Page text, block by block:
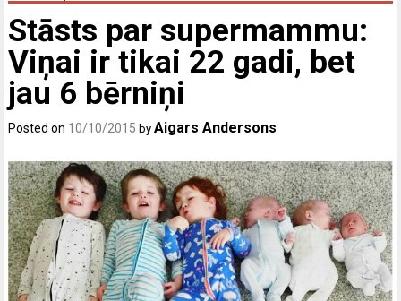
Stāsts par supermammu:
Viņai ir tikai 22 gadi, bet
jau 6 bērniņi
Posted on 10/10/2015 byAigars Andersons